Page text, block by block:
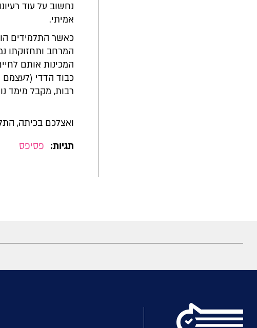
נחשוב על עוד
אמיתי.
כאשר התלמידים
המרחב ותחזוקתו
המכינות אותם
כבוד הדדי (לעצמם
רבות, מקבל מימד
ואצלכם בכיתה,
תגיות:
פסיפס